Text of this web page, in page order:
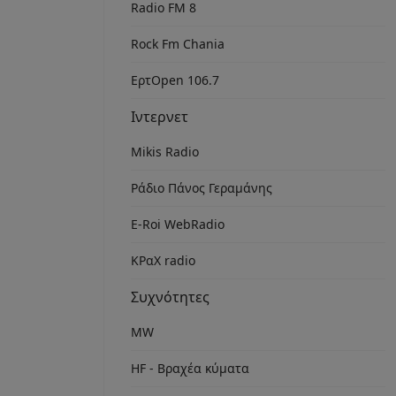
Radio FM 8
Rock Fm Chania
ΕρτOpen 106.7
Ιντερνετ
Mikis Radio
Ράδιο Πάνος Γεραμάνης
Ε-Roi WebRadio
ΚΡαΧ radio
Συχνότητες
MW
HF - Βραχέα κύματα